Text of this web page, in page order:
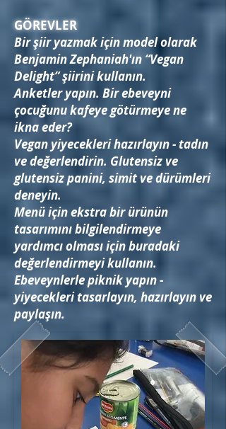
GÖREVLER
Bir şiir yazmak için model olarak
Benjamin Zephaniah'ın “Vegan
Delight” şiirini kullanın.
Anketler yapın. Bir ebeveyni
çocuğunu kafeye götürmeye ne
ikna eder?
Vegan yiyecekleri hazırlayın - tadın
ve değerlendirin. Glutensiz ve
glutensiz panini, simit ve dürümleri
deneyin.
Menü için ekstra bir ürünün
tasarımını bilgilendirmeye
yardımcı olması için buradaki
değerlendirmeyi kullanın.
Ebeveynlerle piknik yapın -
yiyecekleri tasarlayın, hazırlayın ve
paylaşın.